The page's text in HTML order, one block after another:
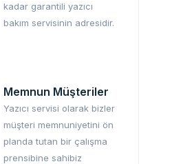
kadar garantili yazıcı
bakım servisinin adresidir.
Memnun Müşteriler
Yazıcı servisi olarak bizler
müşteri memnuniyetini ön
planda tutan bir çalışma
prensibine sahibiz